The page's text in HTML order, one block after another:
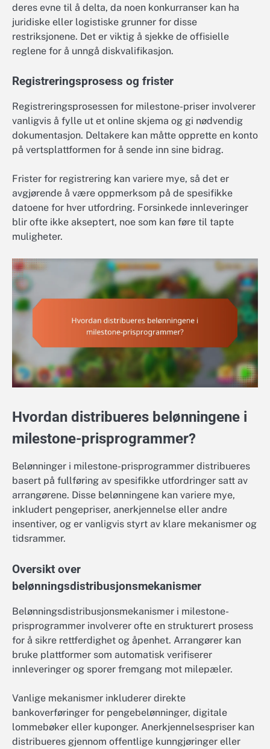
deres evne til å delta, da noen konkurranser kan ha
juridiske eller logistiske grunner for disse
restriksjonene. Det er viktig å sjekke de offisielle
reglene for å unngå diskvalifikasjon.
Registreringsprosess og frister
Registreringsprosessen for milestone-priser involverer
vanligvis å fylle ut et online skjema og gi nødvendig
dokumentasjon. Deltakere kan måtte opprette en konto
på vertsplattformen for å sende inn sine bidrag.
Frister for registrering kan variere mye, så det er
avgjørende å være oppmerksom på de spesifikke
datoene for hver utfordring. Forsinkede innleveringer
blir ofte ikke akseptert, noe som kan føre til tapte
muligheter.
Hvordan distribueres belønningene i
milestone-prisprogrammer?
Belønninger i milestone-prisprogrammer distribueres
basert på fullføring av spesifikke utfordringer satt av
arrangørene. Disse belønningene kan variere mye,
inkludert pengepriser, anerkjennelse eller andre
insentiver, og er vanligvis styrt av klare mekanismer og
tidsrammer.
Oversikt over
belønningsdistribusjonsmekanismer
Belønningsdistribusjonsmekanismer i milestone-
prisprogrammer involverer ofte en strukturert prosess
for å sikre rettferdighet og åpenhet. Arrangører kan
bruke plattformer som automatisk verifiserer
innleveringer og sporer fremgang mot milepæler.
Vanlige mekanismer inkluderer direkte
bankoverføringer for pengebelønninger, digitale
lommebøker eller kuponger. Anerkjennelsespriser kan
distribueres gjennom offentlige kunngjøringer eller